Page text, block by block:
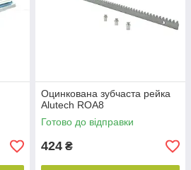
Оцинкована зубчаста рейка
Alutech ROA8
Готово до відправки
424 ₴